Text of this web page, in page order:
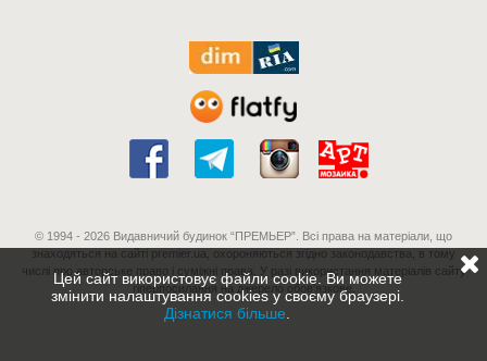
© 1994 - 2026 Видавничий будинок “ПРЕМЬЕР”. Всі права на матеріали, що
знаходяться на сайті premier.ua, охороняються згідно законодавства, в тому
числі про авторське право і суміжні права. У разі використання матеріалів сайту
гіперпосилання на джерело обов'язкове.
Цей сайт використовує файли cookie. Ви можете
змінити налаштування cookies у своєму браузері.
Дізнатися більше